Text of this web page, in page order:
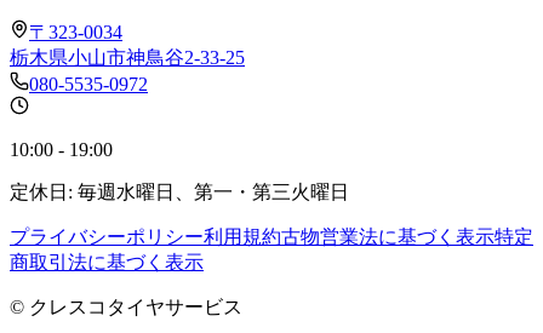
〒323-0034
栃木県小山市神鳥谷2-33-25
080-5535-0972
10:00 - 19:00
定休日: 毎週水曜日、第一・第三火曜日
プライバシーポリシー利用規約古物営業法に基づく表示特定
商取引法に基づく表示
© クレスコタイヤサービス